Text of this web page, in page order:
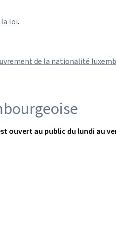
loi.
de la nationalité
au public du lundi au